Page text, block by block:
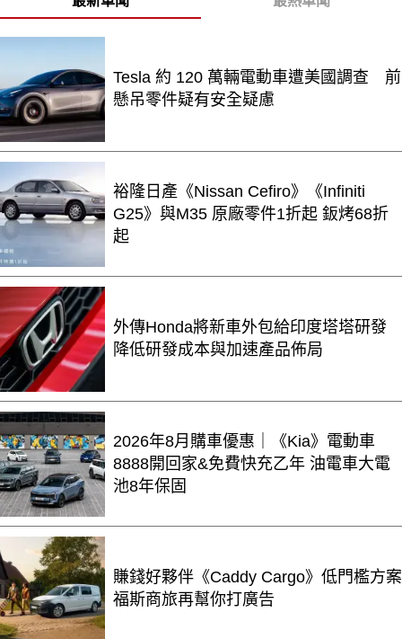
Tesla 約 120 萬輛電動車遭美國調查 前
懸吊零件疑有安全疑慮
裕隆日產《Nissan Cefiro》《Infiniti
G25》與M35 原廠零件1折起 鈑烤68折
起
外傳Honda將新車外包給印度塔塔研發
降低研發成本與加速產品佈局
2026年8月購車優惠｜《Kia》電動車
8888開回家&免費快充乙年 油電車大電
池8年保固
賺錢好夥伴《Caddy Cargo》低門檻方案
福斯商旅再幫你打廣告